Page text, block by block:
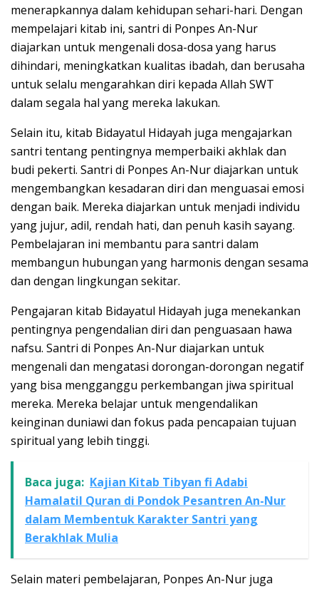
menerapkannya dalam kehidupan sehari-hari. Dengan
mempelajari kitab ini, santri di Ponpes An-Nur
diajarkan untuk mengenali dosa-dosa yang harus
dihindari, meningkatkan kualitas ibadah, dan berusaha
untuk selalu mengarahkan diri kepada Allah SWT
dalam segala hal yang mereka lakukan.
Selain itu, kitab Bidayatul Hidayah juga mengajarkan
santri tentang pentingnya memperbaiki akhlak dan
budi pekerti. Santri di Ponpes An-Nur diajarkan untuk
mengembangkan kesadaran diri dan menguasai emosi
dengan baik. Mereka diajarkan untuk menjadi individu
yang jujur, adil, rendah hati, dan penuh kasih sayang.
Pembelajaran ini membantu para santri dalam
membangun hubungan yang harmonis dengan sesama
dan dengan lingkungan sekitar.
Pengajaran kitab Bidayatul Hidayah juga menekankan
pentingnya pengendalian diri dan penguasaan hawa
nafsu. Santri di Ponpes An-Nur diajarkan untuk
mengenali dan mengatasi dorongan-dorongan negatif
yang bisa mengganggu perkembangan jiwa spiritual
mereka. Mereka belajar untuk mengendalikan
keinginan duniawi dan fokus pada pencapaian tujuan
spiritual yang lebih tinggi.
Baca juga: Kajian Kitab Tibyan fi Adabi
Hamalatil Quran di Pondok Pesantren An-Nur
dalam Membentuk Karakter Santri yang
Berakhlak Mulia
Selain materi pembelajaran, Ponpes An-Nur juga